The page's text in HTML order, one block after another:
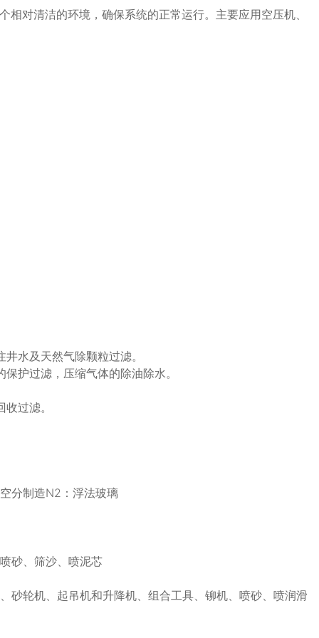
对清洁的环境，确保系统的正常运行。主要应用空压机、
水及天然气除颗粒过滤。
护过滤，压缩气体的除油除水。
过滤。
分制造N2：浮法玻璃
砂、筛沙、喷泥芯
砂轮机、起吊机和升降机、组合工具、铆机、喷砂、喷润滑